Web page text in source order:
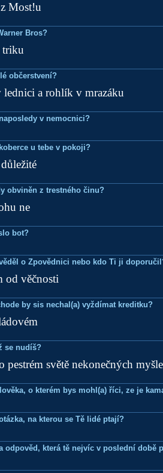
Most!u
Bros?
občerstvení?
lednici a rohlík v mrazáku
v nemocnici?
u tebe v pokoji?
obviněn z trestného činu?
ne
bot?
o Zpovědnici nebo kdo Ti ji
od věčnosti
by sis nechal(a) vyždímat kreditku?
se nudíš?
pestrém světě nekonečných
o kterém bys mohl(a) říci, ze je
na kterou se Tě lidé ptají?
odpověd, která tě nejvíc v poslední době